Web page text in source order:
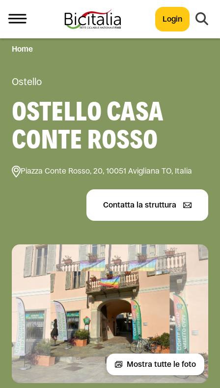
Login
TUTTO
Home
Ostello
OSTELLO CASA
CONTE ROSSO
Piazza Conte Rosso, 20, 10051 Avigliana TO, Italia
Contatta la struttura
Mostra tutte le foto